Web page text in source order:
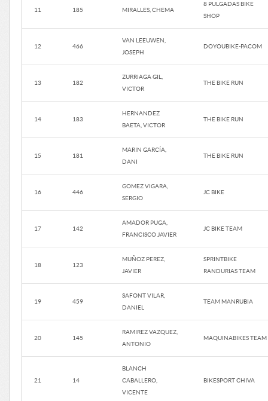
11 185 MIRALLES, CHEMA
8 PULGADAS BIKE
SHOP
12 466
VAN LEEUWEN,
JOSEPH
DOYOUBIKE-PACOM
13 182
ZURRIAGA GIL,
VICTOR
THE BIKE RUN
14 183
HERNANDEZ
BAETA, VICTOR
THE BIKE RUN
15 181
MARIN GARCÍA,
DANI
THE BIKE RUN
16 446
GOMEZ VIGARA,
SERGIO
JC BIKE
17 142
AMADOR PUGA,
FRANCISCO JAVIER
JC BIKE TEAM
18 123
MUÑOZ PEREZ,
JAVIER
SPRINTBIKE
RANDURIAS TEAM
19 459
SAFONT VILAR,
DANIEL
TEAM MANRUBIA
20 145
RAMIREZ VAZQUEZ,
ANTONIO
MAQUINABIKES TEAM
21 14
BLANCH
CABALLERO,
VICENTE
BIKESPORT CHIVA